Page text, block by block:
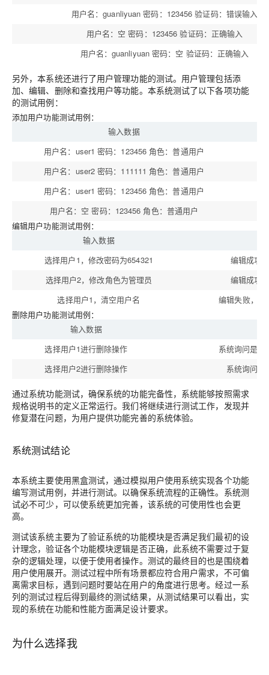
用户名：guanliyuan 密码：123456 验证码：错误输入
用户名：空 密码：123456 验证码：正确输入
用户名：guanliyuan 密码：空 验证码：正确输入
另外，本系统还进行了用户管理功能的测试。用户管理包括添
加、编辑、删除和查找用户等功能。本系统测试了以下各项功能
的测试用例：
添加用户功能测试用例：
输入数据
用户名：user1 密码：123456 角色：普通用户
用户名：user2 密码：111111 角色：普通用户
用户名：user1 密码：123456 角色：普通用户
用户名：空 密码：123456 角色：普通用户
编辑用户功能测试用例：
输入数据
选择用户1，修改密码为654321
编辑成功
选择用户2，修改角色为管理员
编辑成功
选择用户1，清空用户名
编辑失败，提
删除用户功能测试用例：
输入数据
选择用户1进行删除操作
系统询问是
选择用户2进行删除操作
系统询问是
通过系统功能测试，确保系统的功能完备性，系统能够按照需求
规格说明书的定义正常运行。我们将继续进行测试工作，发现并
修复潜在问题，为用户提供功能完善的系统体验。
系统测试结论
本系统主要使用黑盒测试，通过模拟用户使用系统实现各个功能
编写测试用例，并进行测试。以确保系统流程的正确性。系统测
试必不可少，可以使系统更加完善，该系统的可使用性也会更
高。
测试该系统主要为了验证系统的功能模块是否满足我们最初的设
计理念，验证各个功能模块逻辑是否正确，此系统不需要过于复
杂的逻辑处理，以便于使用者操作。测试的最终目的也是围绕着
用户使用展开。测试过程中所有场景都应符合用户需求，不可偏
离需求目标，遇到问题时要站在用户的角度进行思考。经过一系
列的测试过程后得到最终的测试结果，从测试结果可以看出，实
现的系统在功能和性能方面满足设计要求。
为什么选择我